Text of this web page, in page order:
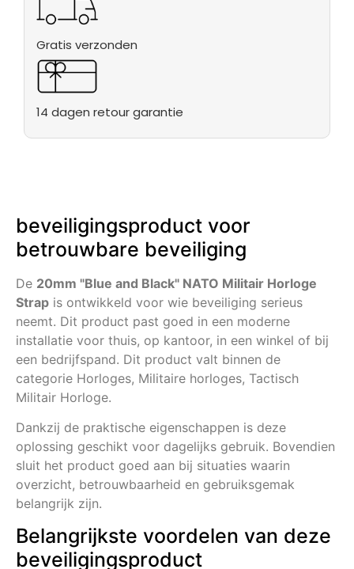
Gratis verzonden
14 dagen retour garantie
beveiligingsproduct voor
betrouwbare beveiliging
De 20mm "Blue and Black" NATO Militair Horloge
Strap is ontwikkeld voor wie beveiliging serieus
neemt. Dit product past goed in een moderne
installatie voor thuis, op kantoor, in een winkel of bij
een bedrijfspand. Dit product valt binnen de
categorie Horloges, Militaire horloges, Tactisch
Militair Horloge.
Dankzij de praktische eigenschappen is deze
oplossing geschikt voor dagelijks gebruik. Bovendien
sluit het product goed aan bij situaties waarin
overzicht, betrouwbaarheid en gebruiksgemak
belangrijk zijn.
Belangrijkste voordelen van deze
beveiligingsproduct